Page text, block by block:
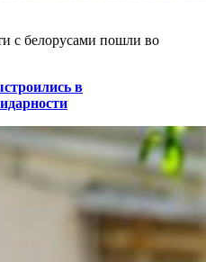
с белорусами пошли во
в